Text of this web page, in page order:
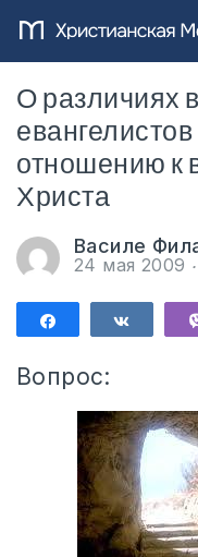
О различиях
отношению к
Христа
Василе
24 мая 2009
Поделиться
Вопрос: